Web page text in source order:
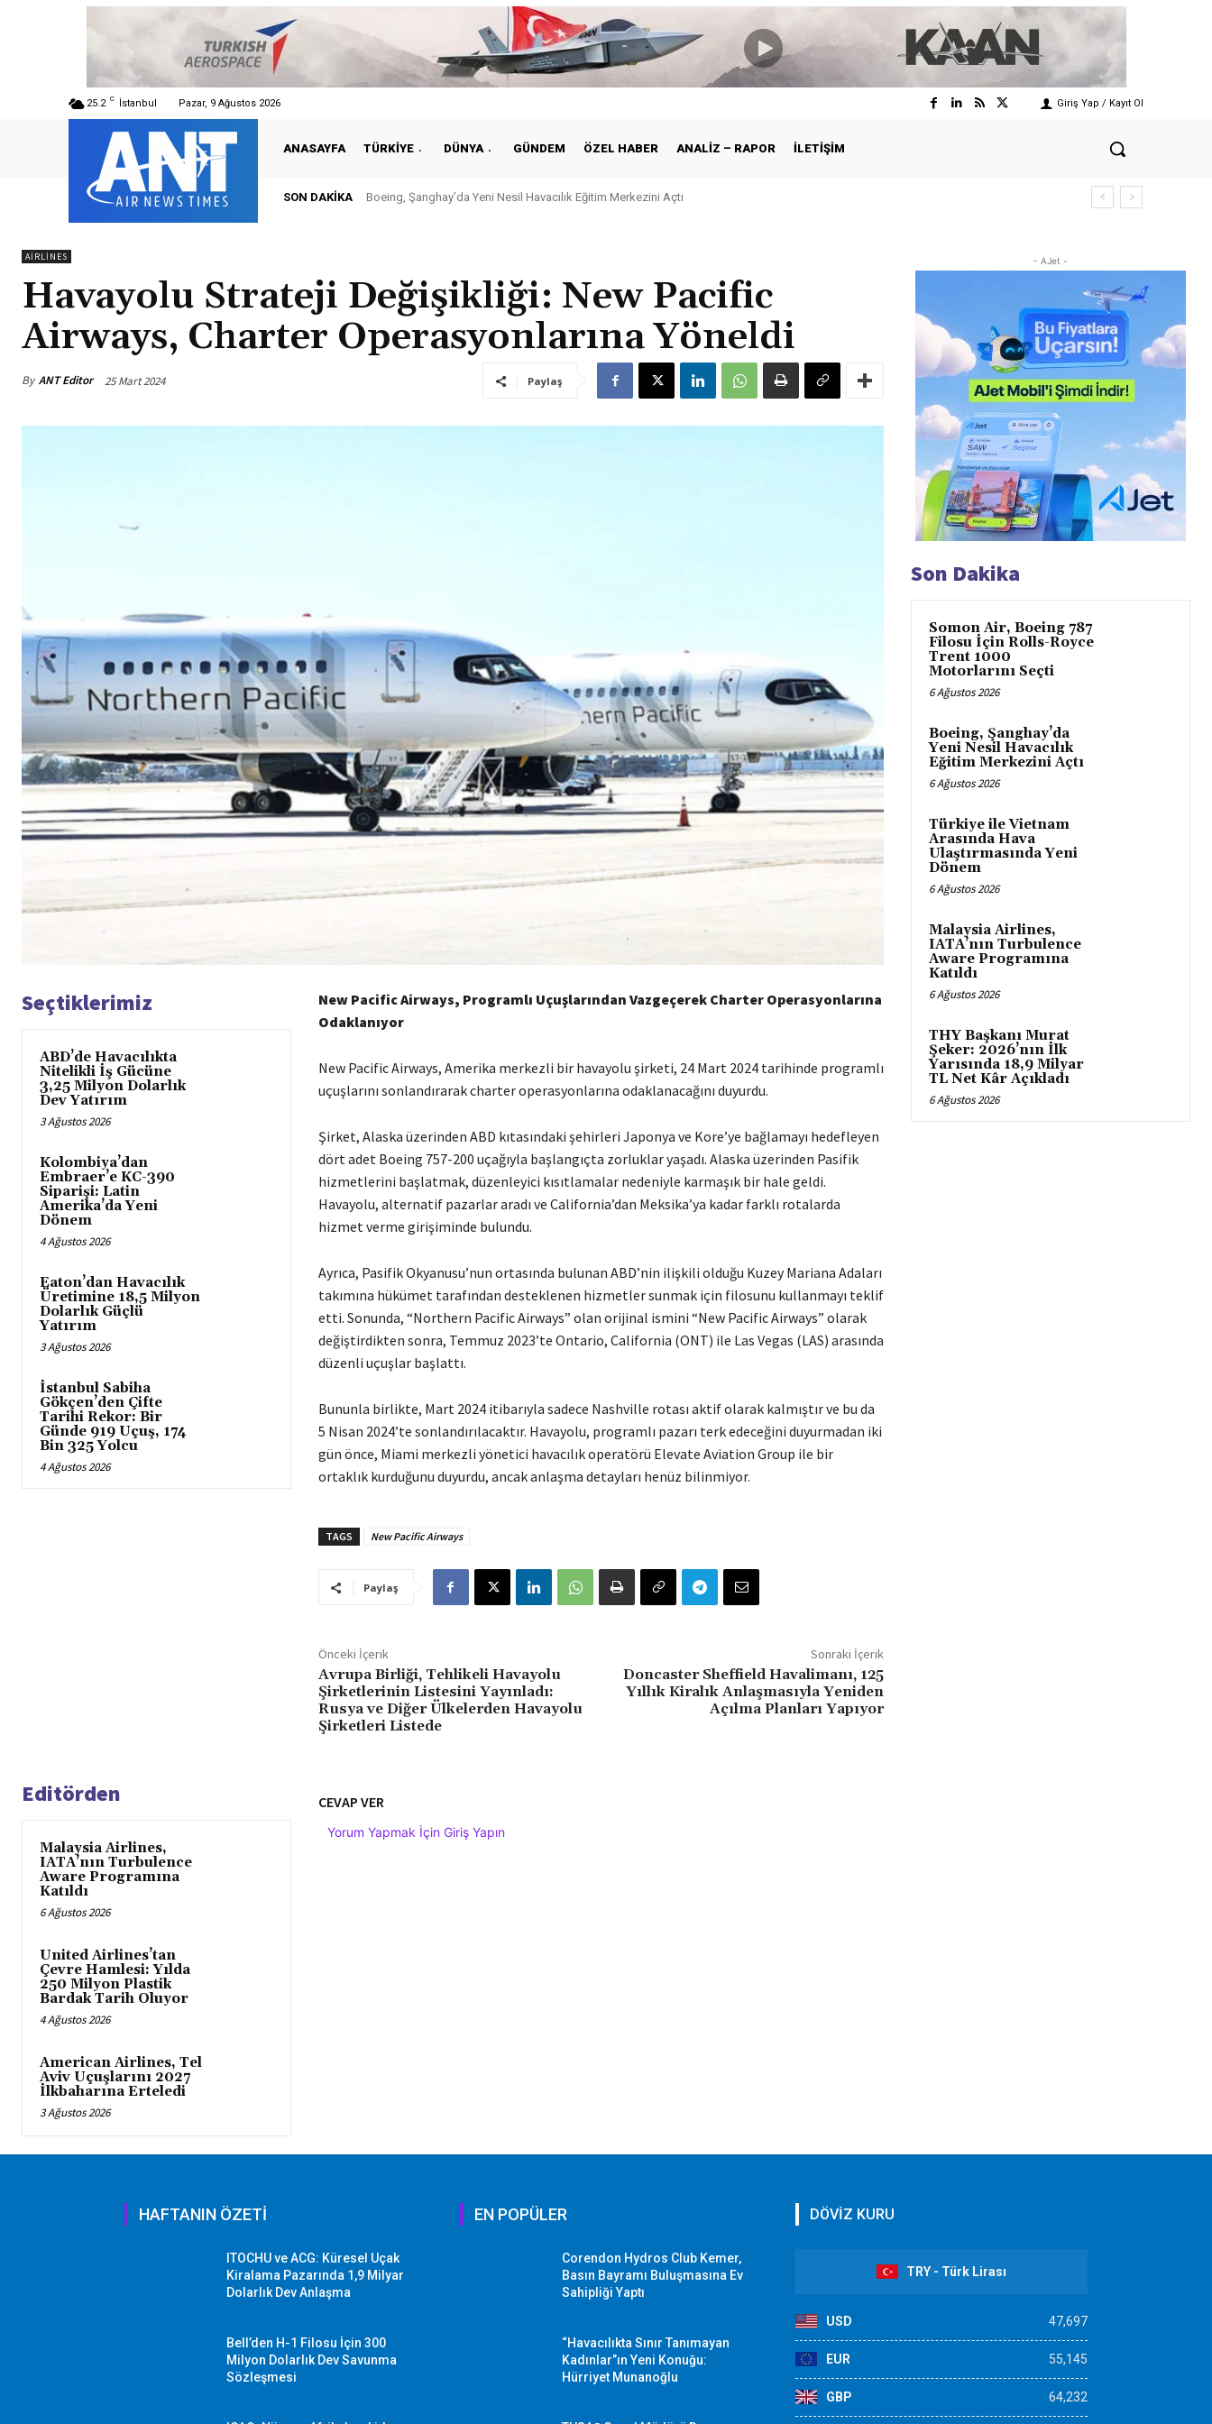
25.2 C İstanbul Pazar, 9 Ağustos 2026 Giriş Yap / Kayıt Ol
ANASAYFA TÜRKIYE DÜNYA GÜNDEM ÖZEL HABER ANALIZ – RAPOR İLETIŞIM
SON DAKIKA Boeing, Şanghay’da Yeni Nesil Havacılık Eğitim Merkezini Açtı
Türkiye ile Vietnam Arasında Hava Ulaştırmasında Yeni Dönem
AIRLINES
Havayolu Strateji Değişikliği: New Pacific
Airways, Charter Operasyonlarına Yöneldi
By ANT Editor 25 Mart 2024 Paylaş
Seçtiklerimiz
ABD’de Havacılıkta
Nitelikli İş Gücüne
3,25 Milyon Dolarlık
Dev Yatırım
3 Ağustos 2026
Kolombiya’dan
Embraer’e KC-390
Siparişi: Latin
Amerika’da Yeni
Dönem
4 Ağustos 2026
Eaton’dan Havacılık
Üretimine 18,5 Milyon
Dolarlık Güçlü
Yatırım
3 Ağustos 2026
İstanbul Sabiha
Gökçen’den Çifte
Tarihi Rekor: Bir
Günde 919 Uçuş, 174
Bin 325 Yolcu
4 Ağustos 2026
New Pacific Airways, Programlı Uçuşlarından Vazgeçerek Charter Operasyonlarına
Odaklanıyor
New Pacific Airways, Amerika merkezli bir havayolu şirketi, 24 Mart 2024 tarihinde programlı
uçuşlarını sonlandırarak charter operasyonlarına odaklanacağını duyurdu.
Şirket, Alaska üzerinden ABD kıtasındaki şehirleri Japonya ve Kore’ye bağlamayı hedefleyen
dört adet Boeing 757-200 uçağıyla başlangıçta zorluklar yaşadı. Alaska üzerinden Pasifik
hizmetlerini başlatmak, düzenleyici kısıtlamalar nedeniyle karmaşık bir hale geldi.
Havayolu, alternatif pazarlar aradı ve California’dan Meksika’ya kadar farklı rotalarda
hizmet verme girişiminde bulundu.
Ayrıca, Pasifik Okyanusu’nun ortasında bulunan ABD’nin ilişkili olduğu Kuzey Mariana Adaları
takımına hükümet tarafından desteklenen hizmetler sunmak için filosunu kullanmayı teklif
etti. Sonunda, “Northern Pacific Airways” olan orijinal ismini “New Pacific Airways” olarak
değiştirdikten sonra, Temmuz 2023’te Ontario, California (ONT) ile Las Vegas (LAS) arasında
düzenli uçuşlar başlattı.
Bununla birlikte, Mart 2024 itibarıyla sadece Nashville rotası aktif olarak kalmıştır ve bu da
5 Nisan 2024’te sonlandırılacaktır. Havayolu, programlı pazarı terk edeceğini duyurmadan iki
gün önce, Miami merkezli yönetici havacılık operatörü Elevate Aviation Group ile bir
ortaklık kurduğunu duyurdu, ancak anlaşma detayları henüz bilinmiyor.
TAGS New Pacific Airways
Paylaş
Önceki İçerik
Avrupa Birliği, Tehlikeli Havayolu
Şirketlerinin Listesini Yayınladı:
Rusya ve Diğer Ülkelerden Havayolu
Şirketleri Listede
Sonraki İçerik
Doncaster Sheffield Havalimanı, 125
Yıllık Kiralık Anlaşmasıyla Yeniden
Açılma Planları Yapıyor
Editörden
Malaysia Airlines,
IATA’nın Turbulence
Aware Programına
Katıldı
6 Ağustos 2026
United Airlines’tan
Çevre Hamlesi: Yılda
250 Milyon Plastik
Bardak Tarih Oluyor
4 Ağustos 2026
American Airlines, Tel
Aviv Uçuşlarını 2027
İlkbaharına Erteledi
3 Ağustos 2026
CEVAP VER
Yorum Yapmak İçin Giriş Yapın
- AJet -
Son Dakika
Somon Air, Boeing 787
Filosu İçin Rolls-Royce
Trent 1000
Motorlarını Seçti
6 Ağustos 2026
Boeing, Şanghay’da
Yeni Nesil Havacılık
Eğitim Merkezini Açtı
6 Ağustos 2026
Türkiye ile Vietnam
Arasında Hava
Ulaştırmasında Yeni
Dönem
6 Ağustos 2026
Malaysia Airlines,
IATA’nın Turbulence
Aware Programına
Katıldı
6 Ağustos 2026
THY Başkanı Murat
Şeker: 2026’nın İlk
Yarısında 18,9 Milyar
TL Net Kâr Açıkladı
6 Ağustos 2026
HAFTANIN ÖZETİ
ITOCHU ve ACG: Küresel Uçak
Kiralama Pazarında 1,9 Milyar
Dolarlık Dev Anlaşma
Bell’den H-1 Filosu İçin 300
Milyon Dolarlık Dev Savunma
Sözleşmesi
EN POPÜLER
Corendon Hydros Club Kemer,
Basın Bayramı Buluşmasına Ev
Sahipliği Yaptı
“Havacılıkta Sınır Tanımayan
Kadınlar”ın Yeni Konuğu:
Hürriyet Munanoğlu
DÖVİZ KURU
TRY - Türk Lirası
USD 47,697
EUR 55,145
GBP 64,232